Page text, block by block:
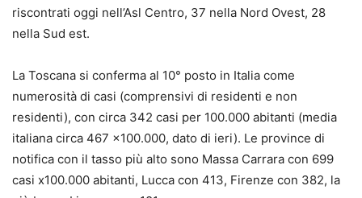
riscontrati oggi nell’Asl Centro, 37 nella Nord Ovest, 28
nella Sud est.
La Toscana si conferma al 10° posto in Italia come
numerosità di casi (comprensivi di residenti e non
residenti), con circa 342 casi per 100.000 abitanti (media
italiana circa 467 x100.000, dato di ieri). Le province di
notifica con il tasso più alto sono Massa Carrara con 699
casi x100.000 abitanti, Lucca con 413, Firenze con 382, la